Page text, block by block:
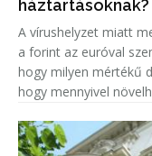
háztartásoknak?
A vírushelyzet miatt
a forint az euróval
hogy milyen mértékű
hogy mennyivel